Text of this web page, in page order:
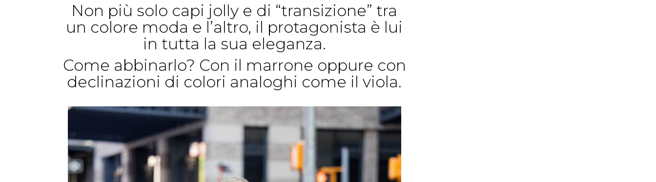
Non più solo capi jolly e di “transizione” tra
un colore moda e l’altro, il protagonista è lui
in tutta la sua eleganza.
Come abbinarlo? Con il marrone oppure con
declinazioni di colori analoghi come il viola.